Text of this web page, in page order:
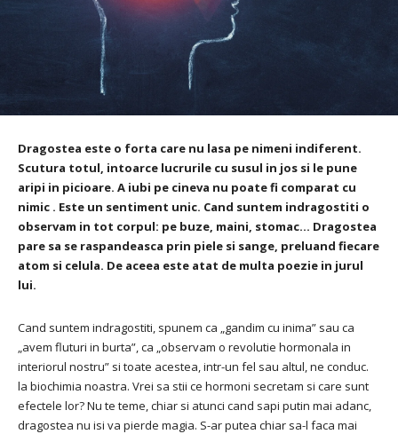
Dragostea este o forta care nu lasa pe nimeni indiferent.
Scutura totul, intoarce lucrurile cu susul in jos si le pune
aripi in picioare. A iubi pe cineva nu poate fi comparat cu
nimic . Este un sentiment unic. Cand suntem indragostiti o
observam in tot corpul: pe buze, maini, stomac… Dragostea
pare sa se raspandeasca prin piele si sange, preluand fiecare
atom si celula. De aceea este atat de multa poezie in jurul
lui.
Cand suntem indragostiti, spunem ca „gandim cu inima” sau ca
„avem fluturi in burta”, ca „observam o revolutie hormonala in
interiorul nostru” si toate acestea, intr-un fel sau altul, ne conduc.
la biochimia noastra. Vrei sa stii ce hormoni secretam si care sunt
efectele lor? Nu te teme, chiar si atunci cand sapi putin mai adanc,
dragostea nu isi va pierde magia. S-ar putea chiar sa-l faca mai